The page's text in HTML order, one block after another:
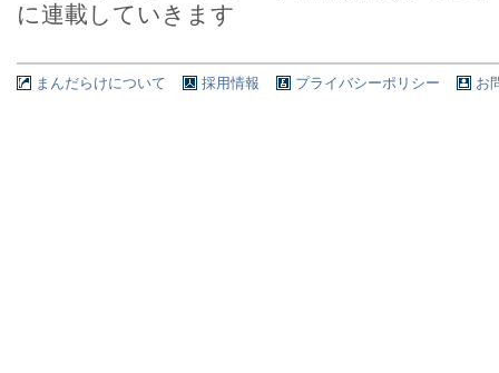
に連載していきます
まんだらけについて 採用情報 プライバシーポリシー お